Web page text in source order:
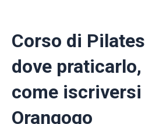
Corso di
dove
come
Orangogo